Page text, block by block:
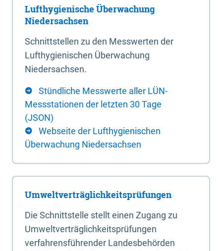
Lufthygienische Überwachung
Niedersachsen
Schnittstellen zu den Messwerten der
Lufthygienischen Überwachung
Niedersachsen.
Stündliche Messwerte aller LÜN-
Messstationen der letzten 30 Tage
(JSON)
Webseite der Lufthygienischen
Überwachung Niedersachsen
Umweltverträglichkeitsprüfungen
Die Schnittstelle stellt einen Zugang zu
Umweltverträglichkeitsprüfungen
verfahrensführender Landesbehörden